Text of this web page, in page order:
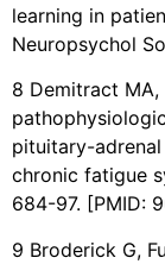
learning in
Neuropsychol
8 Demitract
pituitary-
chronic fatigue
684-97. [PMID:
9 Broderick G,